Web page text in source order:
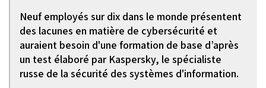
Neuf employés sur dix dans le monde présentent
des lacunes en matière de cybersécurité et
auraient besoin d'une formation de base d’après
un test élaboré par Kaspersky, le spécialiste
russe de la sécurité des systèmes d'information.